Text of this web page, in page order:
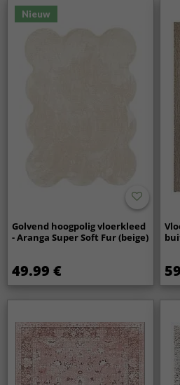
Nieuw
Golvend hoogpolig vloerkleed
- Aranga Super Soft Fur (beige)
49.99 €